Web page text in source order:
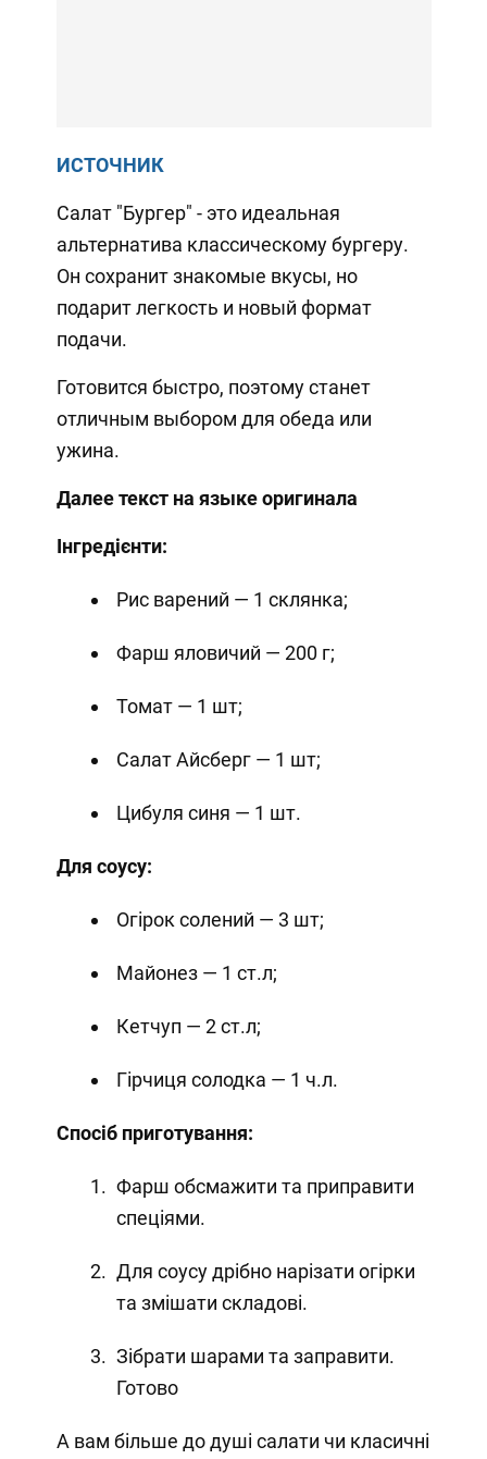
ИСТОЧНИК
Салат "Бургер" - это идеальная
альтернатива классическому бургеру.
Он сохранит знакомые вкусы, но
подарит легкость и новый формат
подачи.
Готовится быстро, поэтому станет
отличным выбором для обеда или
ужина.
Далее текст на языке оригинала
Інгредієнти:
Рис варений — 1 склянка;
Фарш яловичий — 200 г;
Томат — 1 шт;
Салат Айсберг — 1 шт;
Цибуля синя — 1 шт.
Для соусу:
Огірок солений — 3 шт;
Майонез — 1 ст.л;
Кетчуп — 2 ст.л;
Гірчиця солодка — 1 ч.л.
Спосіб приготування:
Фарш обсмажити та приправити
спеціями.
Для соусу дрібно нарізати огірки
та змішати складові.
Зібрати шарами та заправити.
Готово
А вам більше до душі салати чи класичні